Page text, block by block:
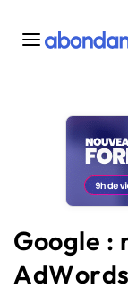
Toutes les
Actus SEO
Plateforme
Solutions
Ressources
Audit SEO
Google :